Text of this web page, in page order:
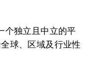
个独立且中立的平
球、区域及行业性